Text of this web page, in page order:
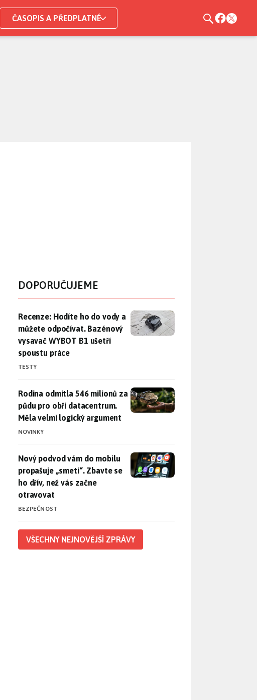
ČASOPIS A PŘEDPLATNÉ
DOPORUČUJEME
Recenze: Hodíte ho do vody a můžete odpočívat. Bazénový
Recenze: Hodíte ho do vody a
můžete odpočívat. Bazénový
vysavač WYBOT B1 ušetří
spoustu práce
TESTY
Rodina odmítla 546 milionů za půdu pro obří datacentrum. Měla
Rodina odmítla 546 milionů za
půdu pro obří datacentrum.
Měla velmi logický argument
NOVINKY
Nový podvod vám do mobilu propašuje „smetí“. Zbavte se ho dřív,
Nový podvod vám do mobilu
propašuje „smetí“. Zbavte se
ho dřív, než vás začne
otravovat
BEZPEČNOST
VŠECHNY NEJNOVĚJŠÍ ZPRÁVY